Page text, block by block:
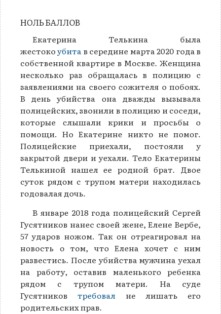
НОЛЬ БАЛЛОВ
Екатерина Телькина была
жестокоубитав середине марта 2020 года в
собственной квартире в Москве. Женщина
несколько раз обращалась в полицию с
заявлениями на своего сожителя о побоях.
В день убийства она дважды вызывала
полицейских, звонили в полицию и соседи,
которые слышали крики и просьбы о
помощи. Но Екатерине никто не помог.
Полицейские приехали, постояли у
закрытой двери и уехали. Тело Екатерины
Телькиной нашел ее родной брат. Двое
суток рядом с трупом матери находилась
годовалая дочь.
В январе 2018 года полицейский Сергей
Гусятников нанес своей жене, Елене Вербе,
57 ударов ножом. Так он отреагировал на
новость о том, что Елена хочет с ним
развестись. После убийства мужчина уехал
на работу, оставив маленького ребенка
рядом с трупом матери. На суде
Гусятниковтребовал не лишать его
родительских прав.